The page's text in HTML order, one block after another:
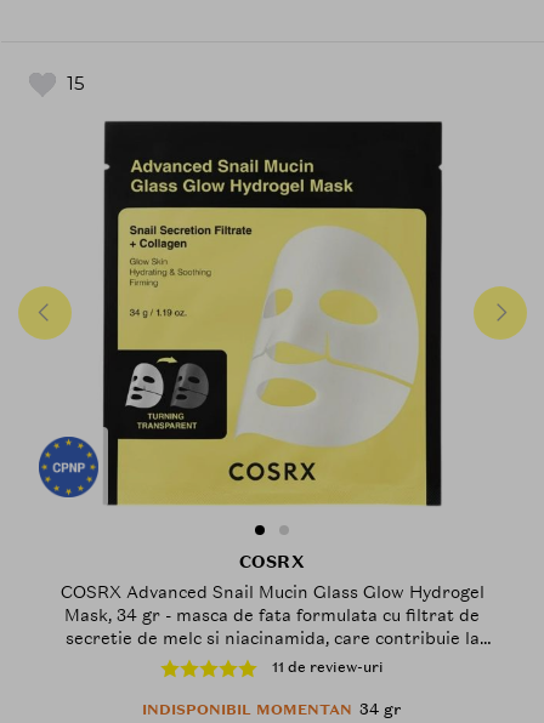
15
COSRX
COSRX Advanced Snail Mucin Glass Glow Hydrogel
Mask, 34 gr - masca de fata formulata cu filtrat de
secretie de melc si niacinamida, care contribuie la
stralucirea tenului si la mentinerea hidratarii pielii
11 de review-uri
INDISPONIBIL MOMENTAN 34 gr